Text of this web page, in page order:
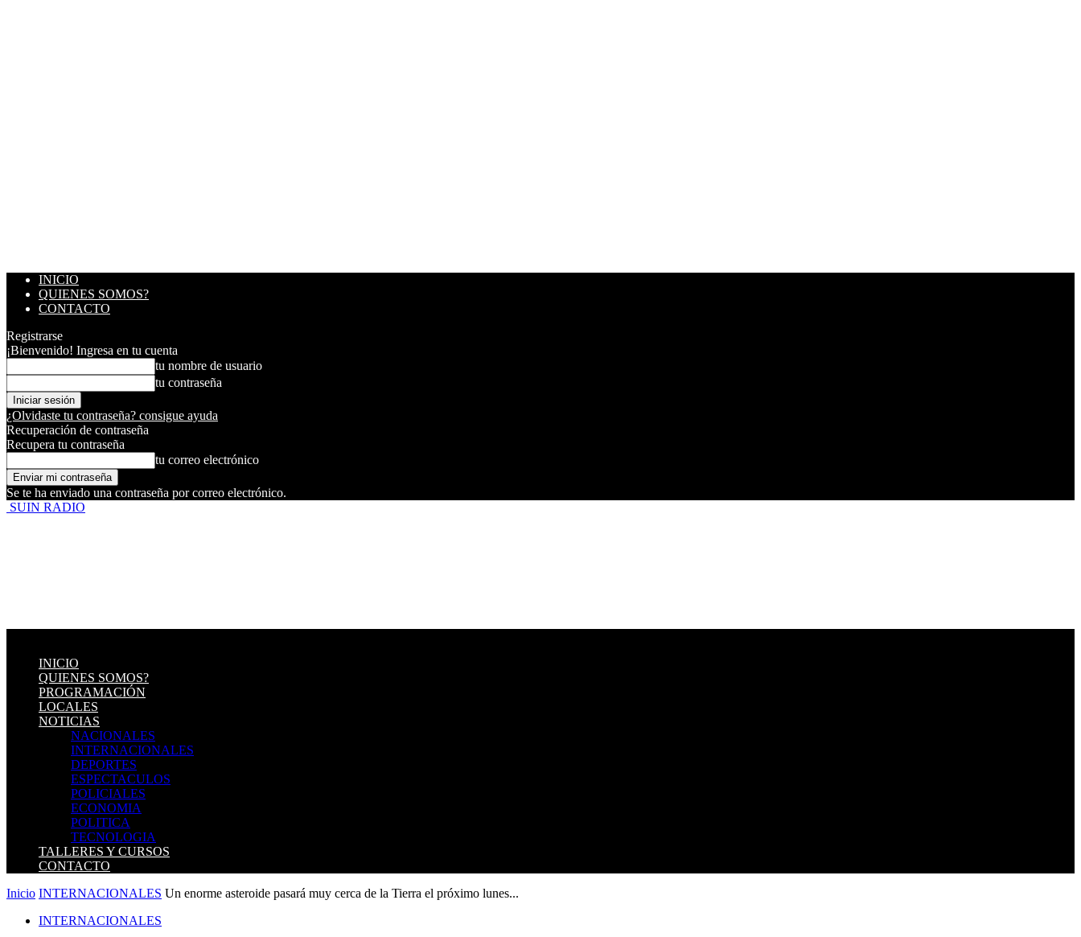
INICIO
QUIENES SOMOS?
CONTACTO
Registrarse
¡Bienvenido! Ingresa en tu cuenta
tu nombre de usuario
tu contraseña
¿Olvidaste tu contraseña? consigue ayuda
Recuperación de contraseña
Recupera tu contraseña
tu correo electrónico
Se te ha enviado una contraseña por correo electrónico.
SUIN RADIO
INICIO
QUIENES SOMOS?
PROGRAMACIÓN
LOCALES
NOTICIAS
NACIONALES
INTERNACIONALES
DEPORTES
ESPECTACULOS
POLICIALES
ECONOMIA
POLITICA
TECNOLOGIA
TALLERES Y CURSOS
CONTACTO
Inicio INTERNACIONALES Un enorme asteroide pasará muy cerca de la Tierra el próximo lunes...
INTERNACIONALES